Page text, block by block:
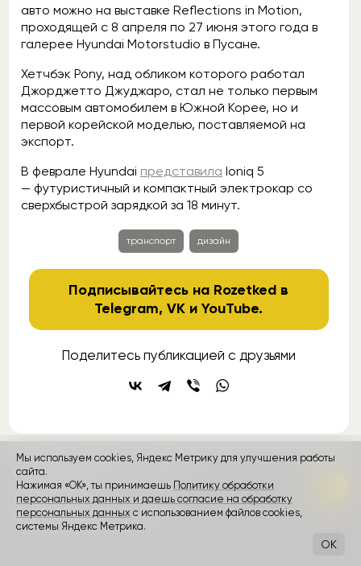
авто можно на выставке Reflections in Motion,
проходящей с 8 апреля по 27 июня этого года в
галерее Hyundai Motorstudio в Пусане.
Хетчбэк Pony, над обликом которого работал
Джорджетто Джуджаро, стал не только первым
массовым автомобилем в Южной Корее, но и
первой корейской моделью, поставляемой на
экспорт.
В феврале Hyundai представила Ioniq 5
— футуристичный и компактный электрокар со
сверхбыстрой зарядкой за 18 минут.
транспорт дизайн
Подписывайтесь на Rozetked в
Telegram,VK иYouTube.
Поделитесь публикацией с друзьями
контакты
Rozetked © 2026
Пользовательское соглашение
Мы используем cookies, Яндекс Метрику для улучшения работы
сайта.
Нажимая «ОК», ты принимаешь Политику обработки
персональных данных и даешь согласие на обработку
персональных данных с использованием файлов cookies,
системы Яндекс Метрика.
OK